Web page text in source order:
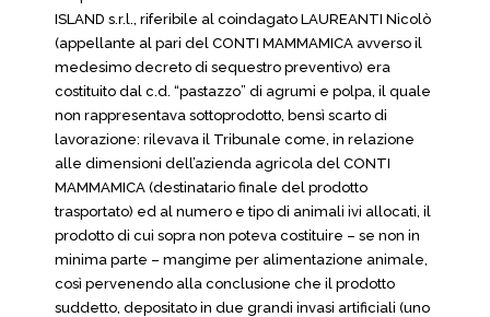
ISLAND s.r.l., riferibile al coindagato LAUREANTI Nicolò
(appellante al pari del CONTI MAMMAMICA avverso il
medesimo decreto di sequestro preventivo) era
costituito dal c.d. “pastazzo” di agrumi e polpa, il quale
non rappresentava sottoprodotto, bensì scarto di
lavorazione: rilevava il Tribunale come, in relazione
alle dimensioni dell’azienda agricola del CONTI
MAMMAMICA (destinatario finale del prodotto
trasportato) ed al numero e tipo di animali ivi allocati, il
prodotto di cui sopra non poteva costituire – se non in
minima parte – mangime per alimentazione animale,
così pervenendo alla conclusione che il prodotto
suddetto, depositato in due grandi invasi artificiali (uno